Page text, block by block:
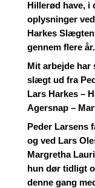
Hillerød have, i
oplysninger
Harkes
gennem flere år.
Mit arbejde
slægt ud fra
Lars Harkes –
Agersnap –
Peder Larsens
og ved Lars
Margretha
hun dør tidligt
denne gang